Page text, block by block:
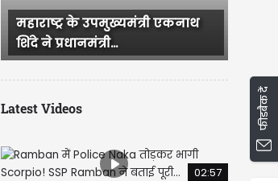
CM रेखा गुप्ता और BJP के दूसरे
नेताओं ने सुषमा स्वराज की...
Latest Videos
02:57
फीडबैक दें